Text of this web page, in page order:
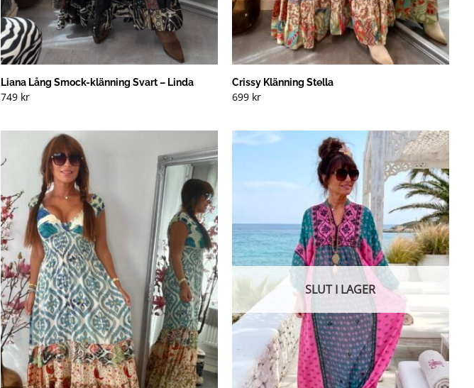
Liana Lång Smock-klänning Svart – Linda
749 kr
Crissy Klänning Stella
699 kr
SLUT I LAGER